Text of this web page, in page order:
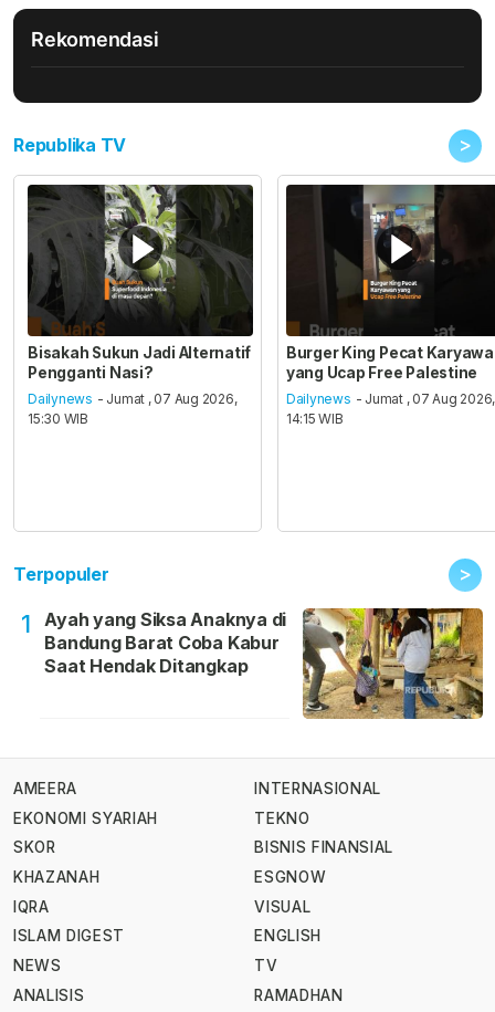
Rekomendasi
Republika TV >
Bisakah Sukun Jadi Alternatif
Pengganti Nasi?
Dailynews - Jumat , 07 Aug 2026,
15:30 WIB
Burger King Pecat
yang Ucap Free Palestine
Dailynews - Jumat , 07 Aug 2026,
14:15 WIB
Terpopuler >
1
Ayah yang Siksa Anaknya di
Bandung Barat Coba Kabur
Saat Hendak Ditangkap
AMEERA
EKONOMI SYARIAH
SKOR
KHAZANAH
IQRA
ISLAM DIGEST
NEWS
ANALISIS
INTERNASIONAL
TEKNO
BISNIS FINANSIAL
ESGNOW
VISUAL
ENGLISH
TV
RAMADHAN